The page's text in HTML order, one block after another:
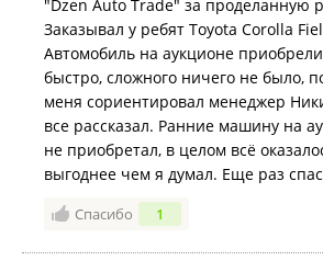
"Dzen Auto Trade" за проделанную
Заказывал у ребят Toyota Corolla
Автомобиль на аукционе
быстро, сложного ничего не было,
меня сориентировал менеджер
все рассказал. Ранние машину на
не приобретал, в целом всё
выгоднее чем я думал. Еще раз
Спасибо 1